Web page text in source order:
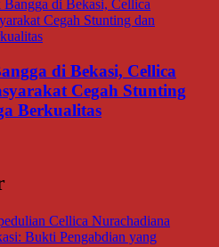
di Bekasi, Cellica
Cegah Stunting
Berkualitas